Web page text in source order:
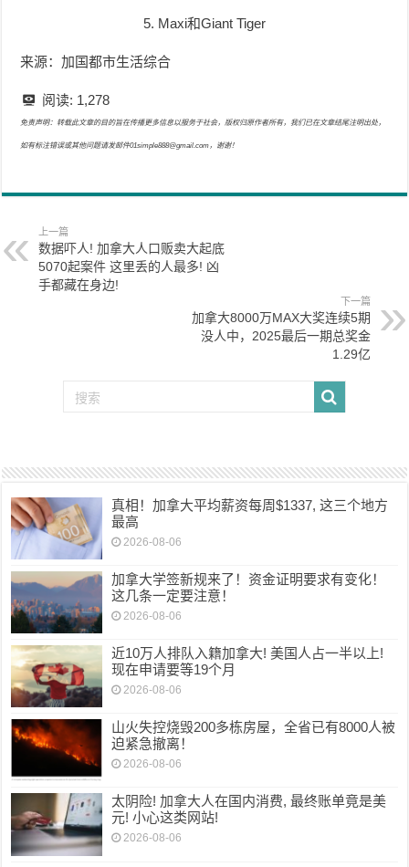
5. Maxi和Giant Tiger
来源：加国都市生活综合
阅读: 1,278
免责声明：转载此文章的目的旨在传播更多信息以服务于社会，版权归原作者所有，我们已在文章结尾注明出处，
如有标注错误或其他问题请发邮件01simple888@gmail.com，谢谢！
上一篇
数据吓人! 加拿大人口贩卖大起底
5070起案件 这里丢的人最多! 凶
手都藏在身边!
下一篇
加拿大8000万MAX大奖连续5期
没人中，2025最后一期总奖金
1.29亿
真相！加拿大平均薪资每周$1337, 这三个地方
最高
2026-08-06
加拿大学签新规来了！资金证明要求有变化！
这几条一定要注意！
2026-08-06
近10万人排队入籍加拿大! 美国人占一半以上!
现在申请要等19个月
2026-08-06
山火失控烧毁200多栋房屋，全省已有8000人被
迫紧急撤离！
2026-08-06
太阴险! 加拿大人在国内消费, 最终账单竟是美
元! 小心这类网站!
2026-08-06